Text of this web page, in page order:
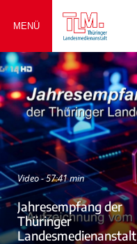
MENÜ
Video - 57:41 min
Jahresempfang der
Thüringer
Landesmedienanstalt